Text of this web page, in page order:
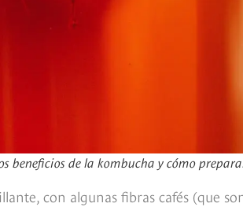
beneficios de la kombucha y cómo
con algunas fibras cafés (que